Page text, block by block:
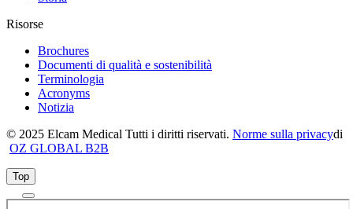
Risorse
Brochures
Documenti di qualità e sostenibilità
Terminologia
Acronyms
Notizia
© 2025 Elcam Medical Tutti i diritti riservati. Norme sulla privacydi
OZ GLOBAL B2B
Top